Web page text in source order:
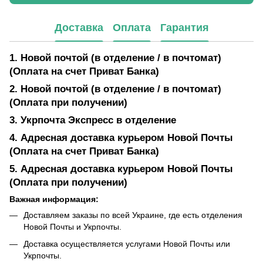
Доставка Оплата Гарантия
1. Новой почтой (в отделение / в почтомат)
(Оплата на счет Приват Банка)
2. Новой почтой (в отделение / в почтомат)
(Оплата при получении)
3. Укрпочта Экспресс в отделение
4. Адресная доставка курьером Новой Почты
(Оплата на счет Приват Банка)
5. Адресная доставка курьером Новой Почты
(Оплата при получении)
Важная информация:
Доставляем заказы по всей Украине, где есть отделения
Новой Почты и Укрпочты.
Доставка осуществляется услугами Новой Почты или
Укрпочты.